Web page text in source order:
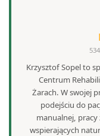
Krzysztof Sopel to
Centrum
Żarach. W swojej
podejściu do
manualnej, pracy
wspierających